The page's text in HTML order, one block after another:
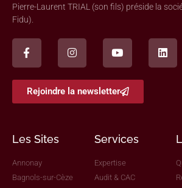
Pierre-Laurent TRIAL (son fils) préside la
Fidu).
Rejoindre la newsletter
Les Sites
Annonay
Bagnols-sur-Cèze
Services
Expertise
Audit & CAC